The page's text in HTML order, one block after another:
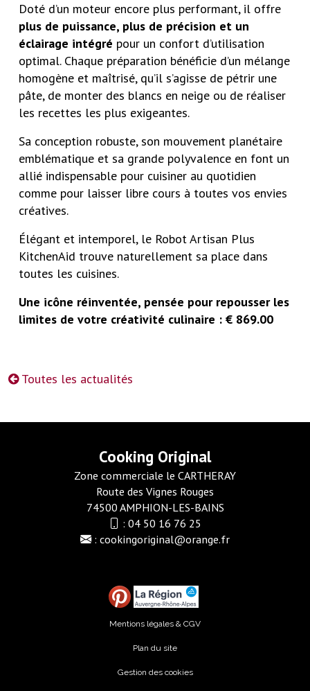
Doté d’un moteur encore plus performant, il offre
plus de puissance, plus de précision et un
éclairage intégré pour un confort d’utilisation
optimal. Chaque préparation bénéficie d’un mélange
homogène et maîtrisé, qu’il s’agisse de pétrir une
pâte, de monter des blancs en neige ou de réaliser
les recettes les plus exigeantes.
Sa conception robuste, son mouvement planétaire
emblématique et sa grande polyvalence en font un
allié indispensable pour cuisiner au quotidien
comme pour laisser libre cours à toutes vos envies
créatives.
Élégant et intemporel, le Robot Artisan Plus
KitchenAid trouve naturellement sa place dans
toutes les cuisines.
Une icône réinventée, pensée pour repousser les
limites de votre créativité culinaire : € 869.00
Toutes les actualités
Cooking Original
Zone commerciale le CARTHERAY
Route des Vignes Rouges
74500 AMPHION-LES-BAINS
: 04 50 16 76 25
: cookingoriginal@orange.fr
Mentions légales & CGV
Plan du site
Gestion des cookies